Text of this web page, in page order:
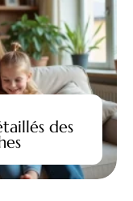
des